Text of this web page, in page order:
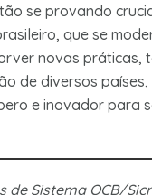
se provando
que se
novas práticas,
de diversos
e inovador para
de Sistema OCB/